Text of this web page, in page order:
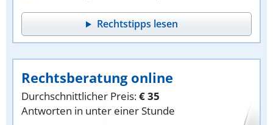
Rechtstipps lesen
Rechtsberatung online
Durchschnittlicher Preis:€ 35
Antworten in unter einer Stunde